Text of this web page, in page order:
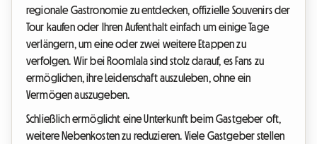
regionale Gastronomie zu entdecken, offizielle Souvenirs der
Tour kaufen oder Ihren Aufenthalt einfach um einige Tage
verlängern, um eine oder zwei weitere Etappen zu
verfolgen. Wir bei Roomlala sind stolz darauf, es Fans zu
ermöglichen, ihre Leidenschaft auszuleben, ohne ein
Vermögen auszugeben.
Schließlich ermöglicht eine Unterkunft beim Gastgeber oft,
weitere Nebenkosten zu reduzieren. Viele Gastgeber stellen